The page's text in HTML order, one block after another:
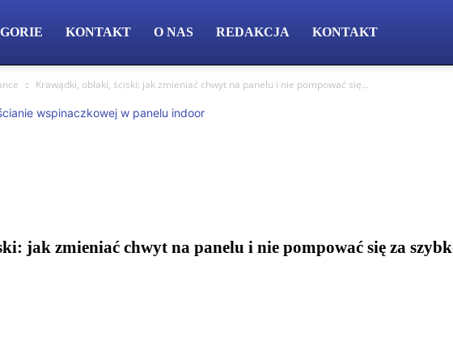
KONTAKT O NAS REDAKCJA KONTAKT
Krawądki, oblaki, ściski: jak zmieniać chwyt na panelu i nie pompować się...
jak zmieniać chwyt na panelu i nie pompować się za